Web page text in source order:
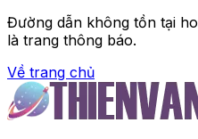
Đường dẫn không tồn tại
là trang thông báo.
Về trang chủ
Trang chủ